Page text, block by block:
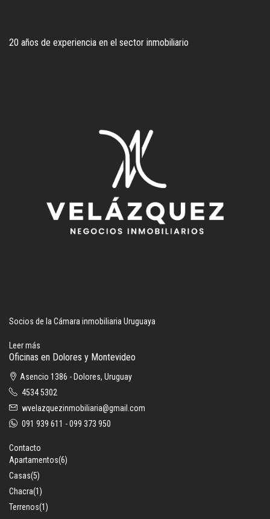
20 años de experiencia en el sector inmobiliario
Socios de la Cámara inmobiliaria Uruguaya
Leer más
Oficinas en Dolores y Montevideo
Asencio 1386 - Dolores, Uruguay
4534 5302
wvelazquezinmobiliaria@gmail.com
091 939 611 - 099 373 950
Contacto
Apartamentos(6)
Casas(5)
Chacra(1)
Terrenos(1)